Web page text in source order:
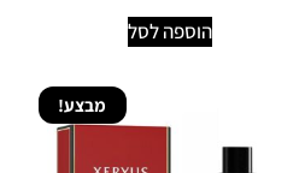
הוספה לסל
מבצע!